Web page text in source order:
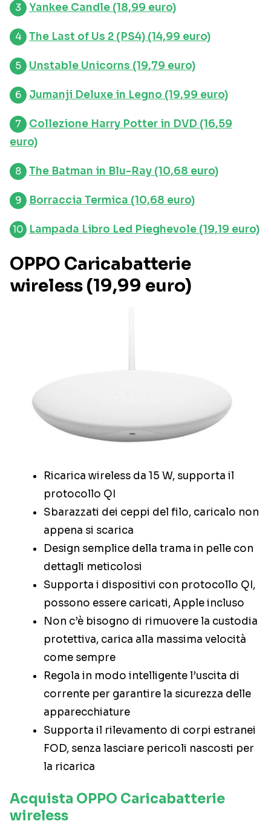
Yankee Candle (18,99 euro)
The Last of Us 2 (PS4) (14,99 euro)
Unstable Unicorns (19,79 euro)
Jumanji Deluxe in Legno (19,99 euro)
Collezione Harry Potter in DVD (16,59
euro)
The Batman in Blu-Ray (10,68 euro)
Borraccia Termica (10,68 euro)
Lampada Libro Led Pieghevole (19,19 euro)
OPPO Caricabatterie
wireless (19,99 euro)
Ricarica wireless da 15 W, supporta il
protocollo QI
Sbarazzati dei ceppi del filo, caricalo non
appena si scarica
Design semplice della trama in pelle con
dettagli meticolosi
Supporta i dispositivi con protocollo QI,
possono essere caricati, Apple incluso
Non c’è bisogno di rimuovere la custodia
protettiva, carica alla massima velocità
come sempre
Regola in modo intelligente l’uscita di
corrente per garantire la sicurezza delle
apparecchiature
Supporta il rilevamento di corpi estranei
FOD, senza lasciare pericoli nascosti per
la ricarica
Acquista OPPO Caricabatterie
wireless